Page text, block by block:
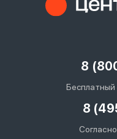
8
Бесплатный
8
Войти под другим